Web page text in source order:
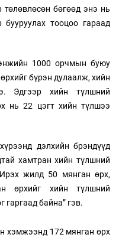
төлөвлөсөн бөгөөд энэ нь
тооцоо гараад
1000 орчмын буюу
бүрэн дулаалж, хийн
Эдгээр хийн түлшний
нь 22 цэгт хийн түлшээ
дэлхийн брэндүүд
хамтран хийн түлшний
жилд 50 мянган өрх,
өрхийг хийн түлшний
гаргаад байна” гэв.
хэмжээнд 172 мянган өрх